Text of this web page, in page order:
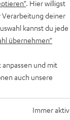
. Hier willigst
Verarbeitung deiner
kannst du jede
übernehmen“
und mit
auch unsere
Immer aktiv